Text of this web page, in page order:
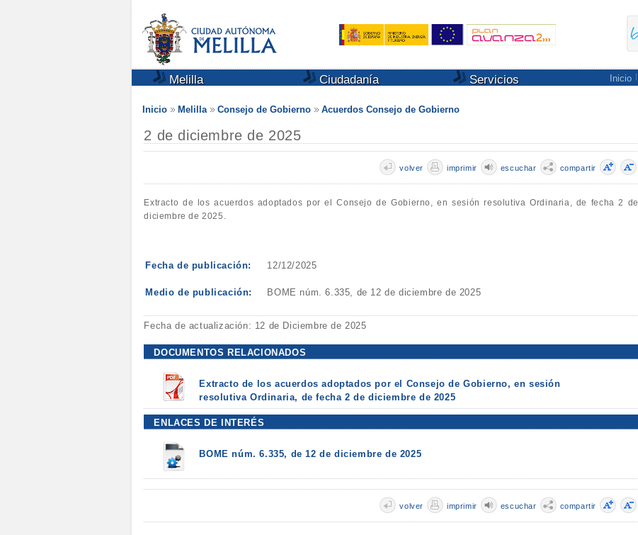
Melilla Ciudadanía Servicios Inicio
Inicio Melilla Consejo de Gobierno Acuerdos Consejo de Gobierno
2 de diciembre de 2025
compartir
escuchar
imprimir
volver
Extracto de los acuerdos adoptados por el Consejo de Gobierno, en sesión resolutiva Ordinaria, de fecha 2 de
diciembre de 2025.
Fecha de publicación: 12/12/2025
Medio de publicación: BOME núm. 6.335, de 12 de diciembre de 2025
Fecha de actualización: 12 de Diciembre de 2025
DOCUMENTOS RELACIONADOS
Extracto de los acuerdos adoptados por el Consejo de Gobierno, en sesión
resolutiva Ordinaria, de fecha 2 de diciembre de 2025
ENLACES DE INTERÉS
BOME núm. 6.335, de 12 de diciembre de 2025
compartir
escuchar
imprimir
volver